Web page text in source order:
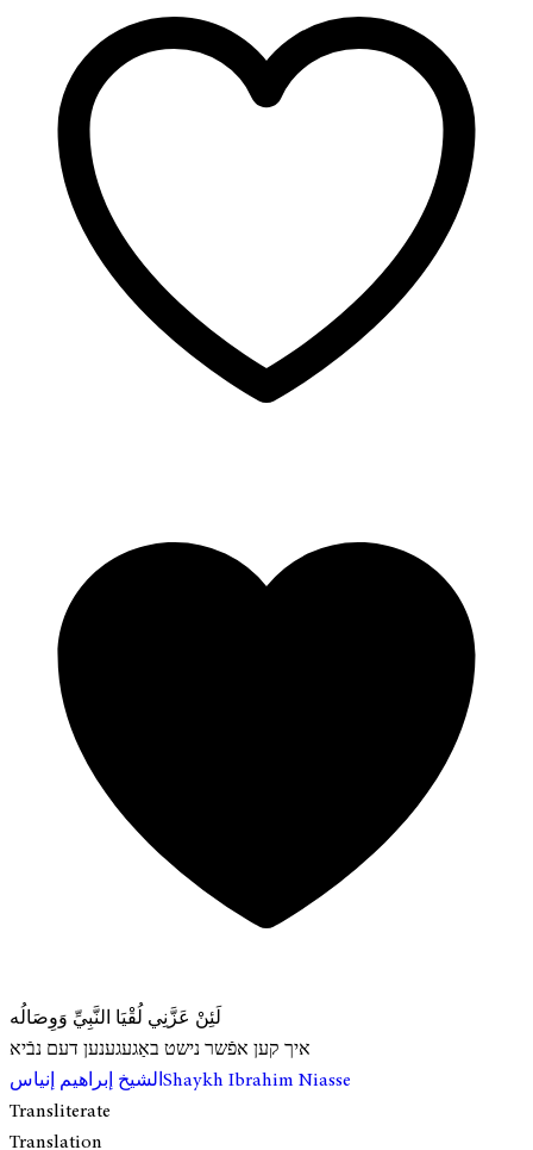
لَئِنْ عَزَّنِي لُقْيَا النَّبِيِّ وَوِصَالُه
איך קען אפֿשר נישט באַגעגענען דעם נבֿיא
الشيخ إبراهيم إنياسShaykh Ibrahim Niasse
Transliterate
Translation